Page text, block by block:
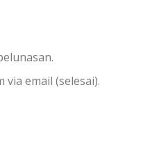
email (selesai).